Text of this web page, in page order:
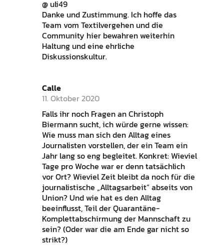
@ uli49
Danke und Zustimmung. Ich hoffe das
Team vom Textilvergehen und die
Community hier bewahren weiterhin
Haltung und eine ehrliche
Diskussionskultur.
Calle
11. Oktober 2020
Falls ihr noch Fragen an Christoph
Biermann sucht, ich würde gerne wissen:
Wie muss man sich den Alltag eines
Journalisten vorstellen, der ein Team ein
Jahr lang so eng begleitet. Konkret: Wieviel
Tage pro Woche war er denn tatsächlich
vor Ort? Wieviel Zeit bleibt da noch für die
journalistische „Alltagsarbeit“ abseits von
Union? Und wie hat es den Alltag
beeinflusst, Teil der Quarantäne-
Komplettabschirmung der Mannschaft zu
sein? (Oder war die am Ende gar nicht so
strikt?)